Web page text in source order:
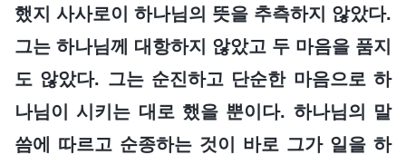
했지 사사로이 하나님의 뜻을 추측하지 않았다.
그는 하나님께 대항하지 않았고 두 마음을 품지
도 않았다. 그는 순진하고 단순한 마음으로 하
나님이 시키는 대로 했을 뿐이다. 하나님의 말
씀에 따르고 순종하는 것이 바로 그가 일을 하